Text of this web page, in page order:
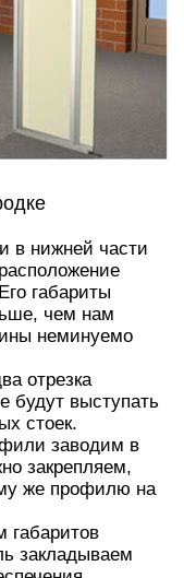
в нижней части
габариты
чем нам
неминуемо
отрезка
будут выступать
стоек.
заводим в
закрепляем,
же профилю на
габаритов
закладываем